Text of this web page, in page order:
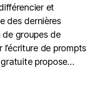
et
des dernières
groupes de
de prompts
propose…